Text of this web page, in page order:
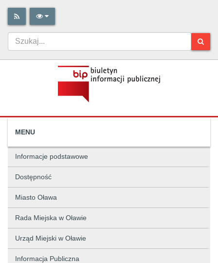
MENU
Informacje podstawowe
Dostępność
Miasto Oława
Rada Miejska w Oławie
Urząd Miejski w Oławie
Informacja Publiczna